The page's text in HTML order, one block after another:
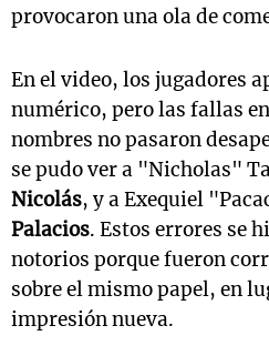
provocaron una ola de
En el video, los jugadores
numérico, pero las fallas
nombres no pasaron
se pudo ver a "Nicholas"
Nicolás, y a Exequiel
Palacios. Estos errores se
notorios porque fueron
sobre el mismo papel, en
impresión nueva.